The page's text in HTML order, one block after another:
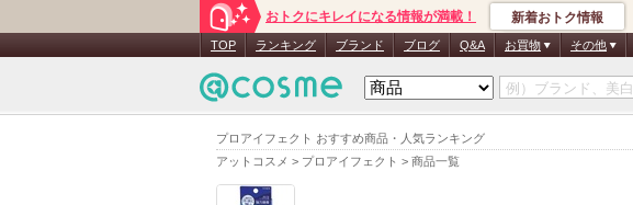
プロアイフェクト おすすめ商品・人気ランキング
アットコスメ > プロアイフェクト > 商品一覧
おトクにキレイになる情報が満載！ 新着おトク情報
TOP ランキング ブランド ブログ Q&A お買物 その他